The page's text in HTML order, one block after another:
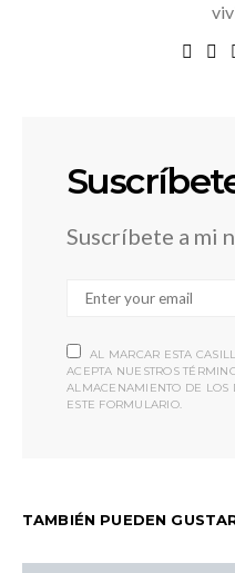
Suscríbete a mi
AL MARCAR ESTA
ACEPTA NUESTROS
ALMACENAMIENTO DE LOS
ESTE FORMULARIO.
TAMBIÉN PUEDEN